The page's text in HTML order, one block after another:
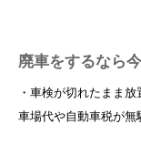
廃車をするなら
・車検が切れたまま
車場代や自動車税が無